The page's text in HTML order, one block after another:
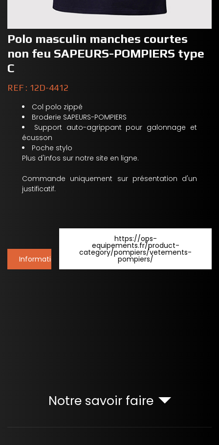
Polo masculin manches courtes
non feu SAPEURS-POMPIERS type
C
REF : 12D-4412
Col polo zippé
Broderie SAPEURS-POMPIERS
Support auto-agrippant pour galonnage et
écusson
Poche stylo
Plus d'infos sur notre site en ligne.
Commande uniquement sur présentation d'un
justificatif.
Informations
https://ops-
equipements.fr/product-
category/pompiers/vetements-
pompiers/
Notre savoir faire